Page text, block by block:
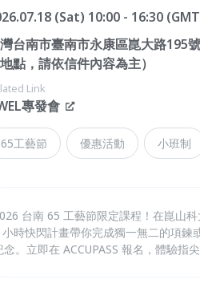
(Sat) 10:00 - 16:30
台南市臺南市永康區崑大路195
點，請依信件內容為主）
Link
專發會
65工藝節 優惠活動 小班制
台南 65 工藝節限定課程！在崑山
小時快閃計畫帶你完成獨一無二的項
念。立即在 ACCUPASS 報名，體驗指